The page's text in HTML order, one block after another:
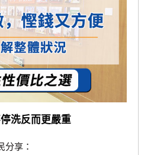
洗反而更嚴重
享：